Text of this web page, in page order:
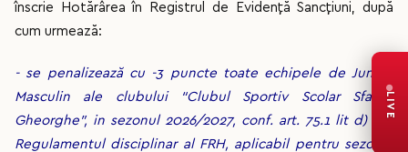
înscrie Hotărârea în Registrul de Evidență Sancțiuni, după
cum urmează:
- se penalizează cu -3 puncte toate echipele de Juniori
Masculin ale clubului “Clubul Sportiv Scolar Sfantu
Gheorghe”, in sezonul 2026/2027, conf. art. 75.1 lit d) din
Regulamentul disciplinar al FRH, aplicabil pentru sezonul
LIVE